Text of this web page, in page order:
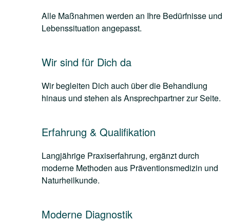
Alle Maßnahmen werden an Ihre Bedürfnisse und
Lebenssituation angepasst.
Wir sind für Dich da
Wir begleiten Dich auch über die Behandlung
hinaus und stehen als Ansprechpartner zur Seite.
Erfahrung & Qualifikation
Langjährige Praxiserfahrung, ergänzt durch
moderne Methoden aus Präventionsmedizin und
Naturheilkunde.
Moderne Diagnostik